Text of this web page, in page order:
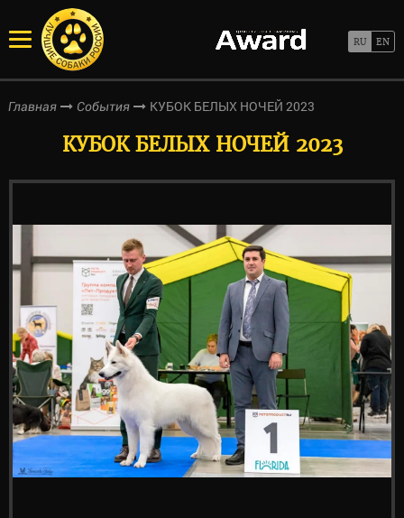
Главная События КУБОК БЕЛЫХ НОЧЕЙ 2023
КУБОК БЕЛЫХ НОЧЕЙ 2023